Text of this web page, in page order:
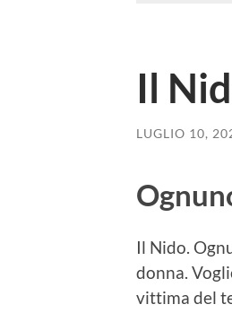
Il
LUGLIO 10,
Il Nido.
donna.
vittima del